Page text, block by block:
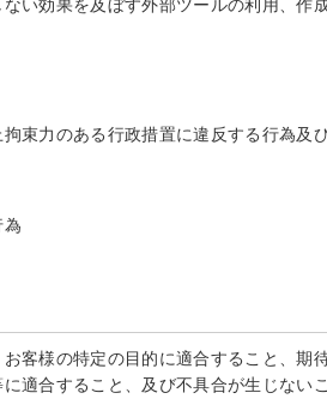
い効果を及ぼす外部ツールの利用、作
束力のある行政措置に違反する行為及
為
客様の特定の目的に適合すること、期
適合すること、及び不具合が生じない